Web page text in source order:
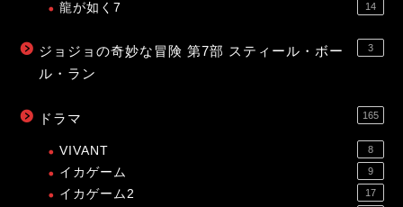
龍が如く7 14
ジョジョの奇妙な冒険 第7部 スティール・ボー
ル・ラン
3
ドラマ 165
VIVANT 8
イカゲーム 9
イカゲーム2 17